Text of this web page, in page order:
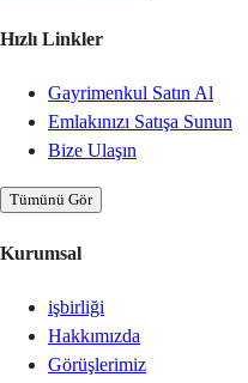
Hızlı Linkler
Gayrimenkul Satın Al
Emlakınızı Satışa Sunun
Bize Ulaşın
Tümünü Gör
Kurumsal
işbirliği
Hakkımızda
Görüşlerimiz